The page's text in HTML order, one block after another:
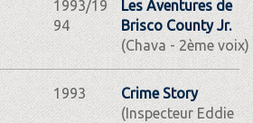
1993/19
94
Les Aventures de
Brisco County Jr.
(Chava - 2ème voix)
1993
Crime Story
(Inspecteur Eddie